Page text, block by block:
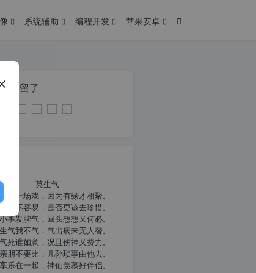
系统辅助 编程开发 苹果安卓
页停留了
莫生气
像一场戏，因为有缘才相聚。
到老不容易，是否更该去珍惜。
事发脾气，回头想想又何必。
气我不气，气出病来无人替。
死谁如意，况且伤神又费力。
朋不要比，儿孙琐事由他去。
乐在一起，神仙羡慕好伴侣。